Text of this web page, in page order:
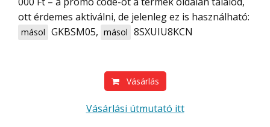
ott érdemes aktiválni, de jelenleg ez is használható:
másol GKBSM05, másol 8SXUIU8KCN
Vásárlás
Vásárlási útmutató itt